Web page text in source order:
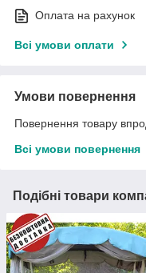
Оплата на рахунок
Всі умови оплати
Умови повернення
Повернення товару
Всі умови повернення
Подібні товари